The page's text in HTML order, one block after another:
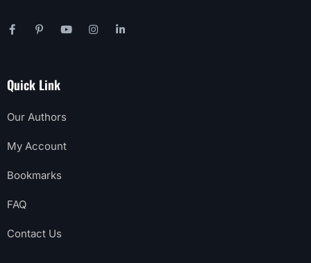
Quick Link
Our Authors
My Account
Bookmarks
FAQ
Contact Us